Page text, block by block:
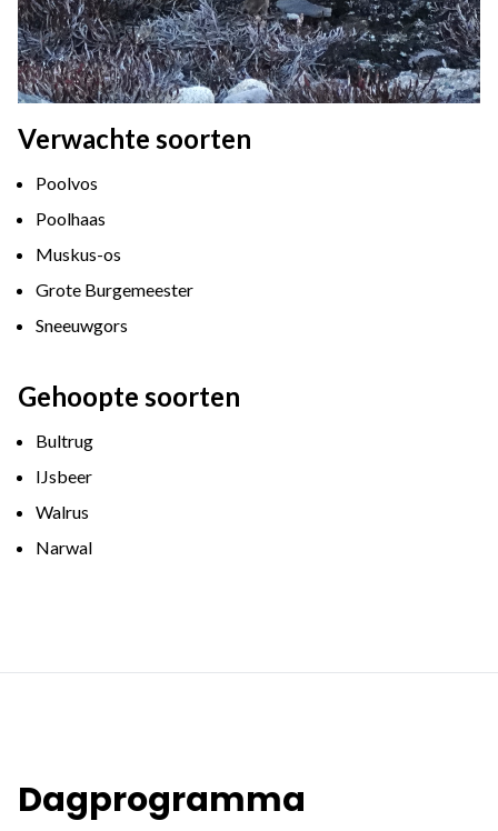
Verwachte soorten
Poolvos
Poolhaas
Muskus-os
Grote Burgemeester
Sneeuwgors
Gehoopte soorten
Bultrug
IJsbeer
Walrus
Narwal
Dagprogramma